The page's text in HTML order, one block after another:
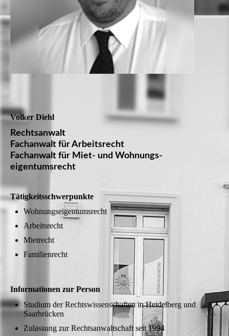
Volker Diehl
Rechtsanwalt
Fachanwalt für Arbeits­recht
Fachanwalt für Miet- und Wohnungs­
eigentumsrecht
Tätigkeits­schwer­punkte
Wohnungs­eigentums­recht
Arbeitsrecht
Mietrecht
Familienrecht
Informa­tionen zur Person
Studium der Rechts­wissen­schaften in Heidel­berg und
Saarbrücken
Zulassung zur Rechts­anwalt­schaft seit 1994